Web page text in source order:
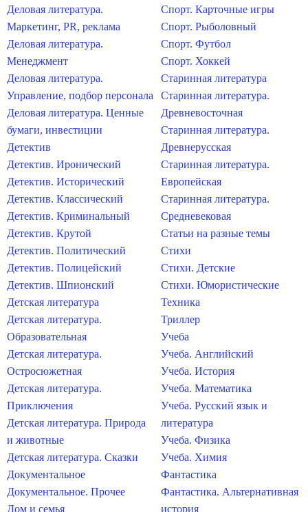
Деловая литература.
Маркетинг, PR, реклама
Деловая литература.
Менеджмент
Деловая литература.
Управление, подбор персонала
Деловая литература. Ценные
бумаги, инвестиции
Детектив
Детектив. Иронический
Детектив. Исторический
Детектив. Классический
Детектив. Криминальный
Детектив. Крутой
Детектив. Политический
Детектив. Полицейский
Детектив. Шпионский
Детская литература
Детская литература.
Образовательная
Детская литература.
Остросюжетная
Детская литература.
Приключения
Детская литература. Природа
и животные
Детская литература. Сказки
Документальное
Документальное. Прочее
Дом и семья
Спорт. Карточные игры
Спорт. Рыболовный
Спорт. Футбол
Спорт. Хоккей
Старинная литература
Старинная литература.
Древневосточная
Старинная литература.
Древнерусская
Старинная литература.
Европейская
Старинная литература.
Средневековая
Статьи на разные темы
Стихи
Стихи. Детские
Стихи. Юмористические
Техника
Триллер
Учеба
Учеба. Английский
Учеба. История
Учеба. Математика
Учеба. Русский язык и
литература
Учеба. Физика
Учеба. Химия
Фантастика
Фантастика. Альтернативная
история